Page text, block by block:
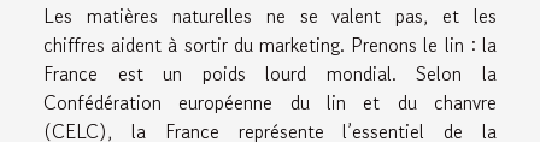
Les matières naturelles ne se valent pas, et les
chiffres aident à sortir du marketing. Prenons le lin : la
France est un poids lourd mondial. Selon la
Confédération européenne du lin et du chanvre
(CELC), la France représente l’essentiel de la